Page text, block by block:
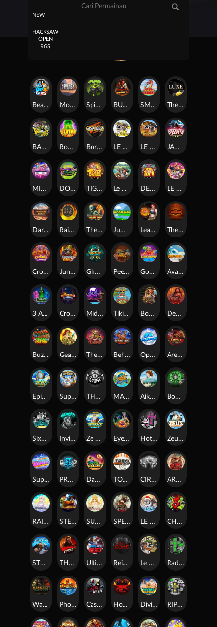
NEW
HACKSAW
OPEN
RGS
Beam Boys Monkey Frenzy 2: Boss is Here! Spinman BULLETS AND BOUNTY SMOKING DRAGON The Luxe
BASH BROS Ronin Stackways Born Wild LE ZEUS LE COWBOY JAWS OF JUSTICE
MIAMI MAYHEM DONNY AND DANNY TIGER LEGENDS Le Fisherman DEAL WITH DEATH LE KING
Darkside Prairie: Magical Beast Raidmark The Lost Book of Mummy’s Curse Jumpasaurs Leatherheads The Jack & Rose
Crowned Corners Junkyard Kings 2 Ghostly Hallows Peek & Pounce Gobstopper Grind Avalanche
3 Arcane Cauldrons Crownlings Clusters Midnight Mirage Tikitopia BoosterBelt Bonnie's Buccaneers Demon Queen
Buzz Patrol Gearlab Genius The Crime File Behind Bars: Masterplan Opa Santorini! Arena of Iron
Epic Ze Zeus Supreme Zeus THE COUNT MARLIN MASTERS: THE BIG HAUL Aiko and the Wind Spirit Booze Bash
SixSixSix Invictus Ze Zeus Eye of Medusa Hot Ross Zeus Ze Zecond
Superstar Sevens PRAY FOR SIX Danny Dollar TOSHI WAYS CLUB CIRCLE OF LIFE ARMY OF ARES
RAINBOW PRINCESS STEAMRUNNERS SUN PRINCESS SPEAR OF ATHENA LE SANTA CHAOS CREW 3
STORMBORN THE WILDWOOD CURSE Ultimate Slot of America Reign of Rome Le Bandit Rad Maxx
Wanted Dead or a Wild Phoenix Cash Crew Hounds Of Hell Divine Drop RIP City